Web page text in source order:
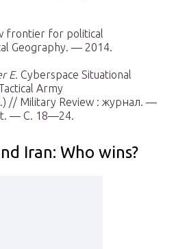
frontier for political
Geography. — 2014.
E. Cyberspace Situational
Army
// Military Review : журнал. —
— С. 18—24.
Iran: Who wins?